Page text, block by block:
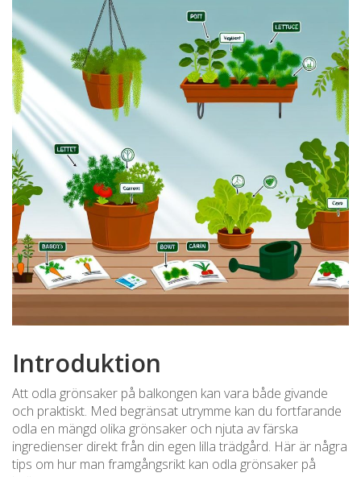
Introduktion
Att odla grönsaker på balkongen kan vara både givande
och praktiskt. Med begränsat utrymme kan du fortfarande
odla en mängd olika grönsaker och njuta av färska
ingredienser direkt från din egen lilla trädgård. Här är några
tips om hur man framgångsrikt kan odla grönsaker på